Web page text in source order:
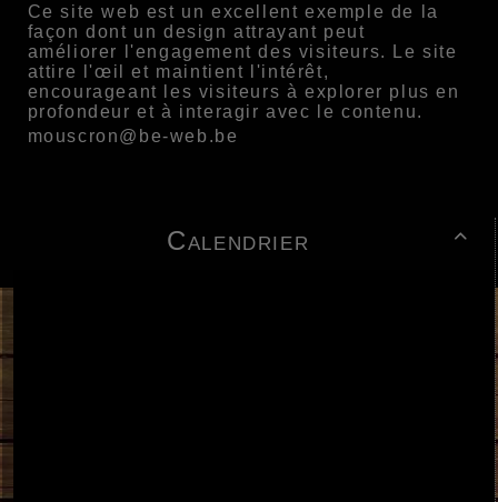

Calendrier
Ce site web est un excellent exemple de la
façon dont un design attrayant peut
améliorer l'engagement des visiteurs. Le site
attire l'œil et maintient l'intérêt,
encourageant les visiteurs à explorer plus en
profondeur et à interagir avec le contenu.
mouscron@be-web.be